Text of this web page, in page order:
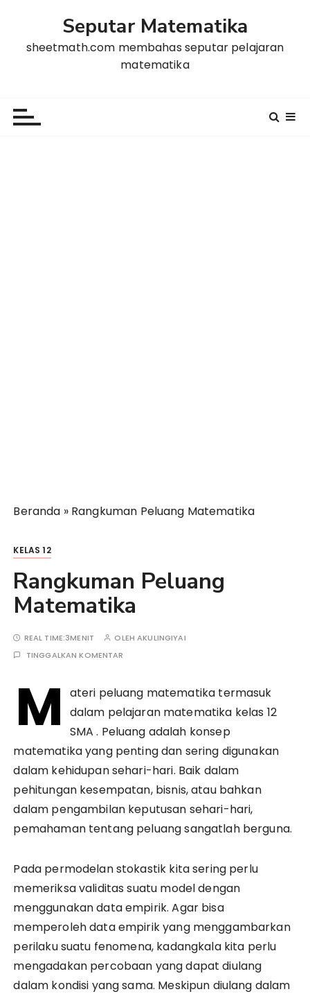
Seputar Matematika
sheetmath.com membahas seputar pelajaran
matematika
Beranda » Rangkuman Peluang Matematika
KELAS 12
Rangkuman Peluang
Matematika
REAL TIME:3MENIT OLEHAKULINGIYAI
TINGGALKAN KOMENTAR
M
ateri peluang matematika termasuk
dalam pelajaran matematika kelas 12
SMA . Peluang adalah konsep
matematika yang penting dan sering digunakan
dalam kehidupan sehari-hari. Baik dalam
pehitungan kesempatan, bisnis, atau bahkan
dalam pengambilan keputusan sehari-hari,
pemahaman tentang peluang sangatlah berguna.
Pada permodelan stokastik kita sering perlu
memeriksa validitas suatu model dengan
menggunakan data empirik. Agar bisa
memperoleh data empirik yang menggambarkan
perilaku suatu fenomena, kadangkala kita perlu
mengadakan percobaan yang dapat diulang
dalam kondisi yang sama. Meskipun diulang dalam